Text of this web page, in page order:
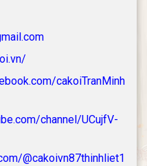
cakoiTranMinh
channel/UCujfV-
@cakoivn87thinhliet1